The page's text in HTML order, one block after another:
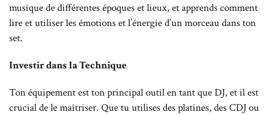
musique de différentes époques et lieux, et apprends comment
lire et utiliser les émotions et l’énergie d’un morceau dans ton
set.
Investir dans la Technique
Ton équipement est ton principal outil en tant que DJ, et il est
crucial de le maîtriser. Que tu utilises des platines, des CDJ ou